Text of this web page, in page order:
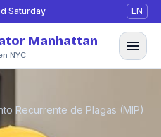
Saturday EN
Manhattan
NYC
Recurrente de Plagas (MIP)